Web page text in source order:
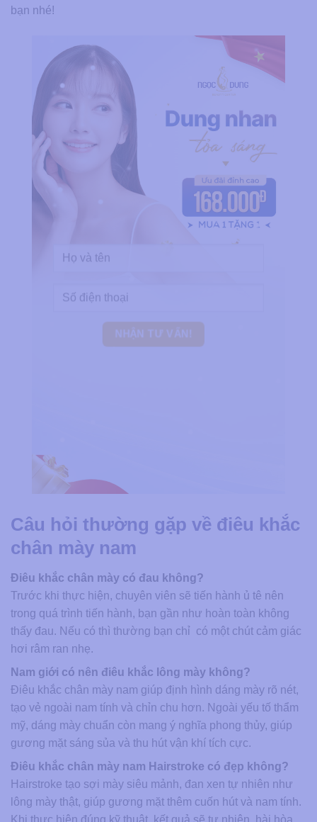
bạn nhé!
Câu hỏi thường gặp về điêu khắc
chân mày nam
Điêu khắc chân mày có đau không?
Trước khi thực hiện, chuyên viên sẽ tiến hành ủ tê nên
trong quá trình tiến hành, bạn gần như hoàn toàn không
thấy đau. Nếu có thì thường bạn chỉ có một chút cảm giác
hơi râm ran nhẹ.
Nam giới có nên điêu khắc lông mày không?
Điêu khắc chân mày nam giúp định hình dáng mày rõ nét,
tạo vẻ ngoài nam tính và chỉn chu hơn. Ngoài yếu tố thẩm
mỹ, dáng mày chuẩn còn mang ý nghĩa phong thủy, giúp
gương mặt sáng sủa và thu hút vận khí tích cực.
Điêu khắc chân mày nam Hairstroke có đẹp không?
Hairstroke tạo sợi mày siêu mảnh, đan xen tự nhiên như
lông mày thật, giúp gương mặt thêm cuốn hút và nam tính.
Khi thực hiện đúng kỹ thuật, kết quả sẽ tự nhiên, hài hòa